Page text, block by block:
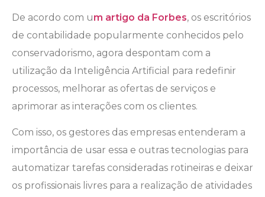
De acordo com um artigo da Forbes, os escritórios
de contabilidade popularmente conhecidos pelo
conservadorismo, agora despontam com a
utilização da Inteligência Artificial para redefinir
processos, melhorar as ofertas de serviços e
aprimorar as interações com os clientes.
Com isso, os gestores das empresas entenderam a
importância de usar essa e outras tecnologias para
automatizar tarefas consideradas rotineiras e deixar
os profissionais livres para a realização de atividades